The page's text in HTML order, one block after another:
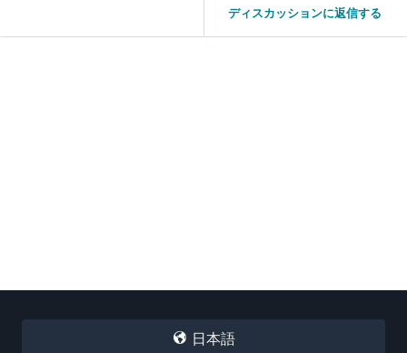
ディスカッションに返信する
日本語